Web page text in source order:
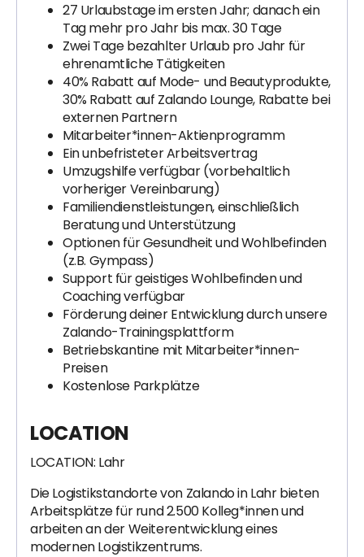
27 Urlaubstage im ersten Jahr; danach ein
Tag mehr pro Jahr bis max. 30 Tage
Zwei Tage bezahlter Urlaub pro Jahr für
ehrenamtliche Tätigkeiten
40% Rabatt auf Mode- und Beautyprodukte,
30% Rabatt auf Zalando Lounge, Rabatte bei
externen Partnern
Mitarbeiter*innen-Aktienprogramm
Ein unbefristeter Arbeitsvertrag
Umzugshilfe verfügbar (vorbehaltlich
vorheriger Vereinbarung)
Familiendienstleistungen, einschließlich
Beratung und Unterstützung
Optionen für Gesundheit und Wohlbefinden
(z.B. Gympass)
Support für geistiges Wohlbefinden und
Coaching verfügbar
Förderung deiner Entwicklung durch unsere
Zalando-Trainingsplattform
Betriebskantine mit Mitarbeiter*innen-
Preisen
Kostenlose Parkplätze
LOCATION
LOCATION: Lahr
Die Logistikstandorte von Zalando in Lahr bieten
Arbeitsplätze für rund 2.500 Kolleg*innen und
arbeiten an der Weiterentwicklung eines
modernen Logistikzentrums.